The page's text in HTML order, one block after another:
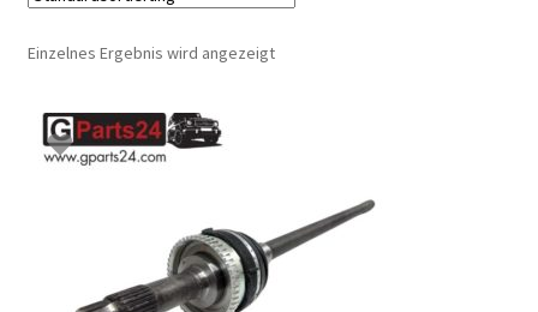
Einzelnes Ergebnis wird angezeigt